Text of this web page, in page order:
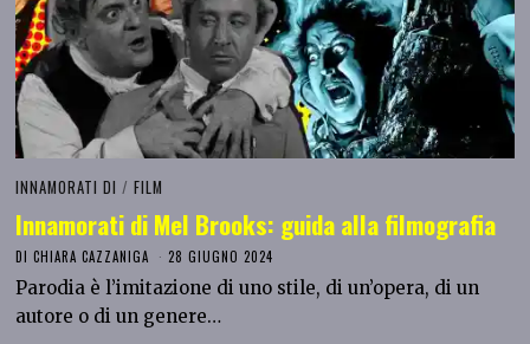
INNAMORATI DI / FILM
Innamorati di Mel Brooks: guida alla filmografia
DICHIARA CAZZANIGA 28 GIUGNO 2024
Parodia è l’imitazione di uno stile, di un’opera, di un
autore o di un genere…